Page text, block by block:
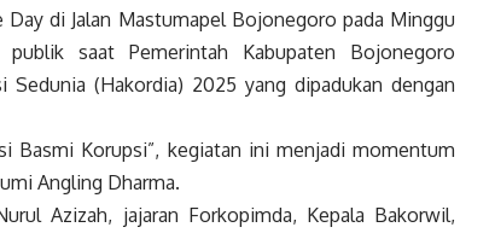
Day di Jalan Mastumapel Bojonegoro pada Minggu
saat Pemerintah Kabupaten Bojonegoro
Sedunia (Hakordia) 2025 yang dipadukan dengan
Basmi Korupsi”, kegiatan ini menjadi momentum
Angling Dharma.
Azizah, jajaran Forkopimda, Kepala Bakorwil,